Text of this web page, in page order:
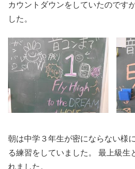
カウントダウンをしていたのです
した。
朝は中学３年生が密にならない様
る練習をしていました。 最上級生
れました。